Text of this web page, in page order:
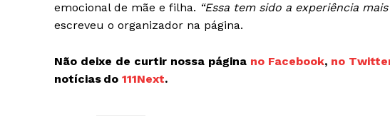
emocional de mãe e filha. “Essa tem sido a experiência
escreveu o organizador na página.
Não deixe de curtir nossa página no Facebook, no
notícias do 111Next.